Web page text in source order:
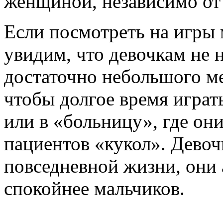
Если посмотреть на
увидим, что девочкам
достаточно небольшого
чтобы долгое время
или в «больницу», где
пациентов «кукол».
повседневной жизни, они
спокойнее мальчиков.